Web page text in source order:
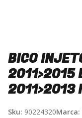
BICO
2011>2015
2011>2013
Sku: 90224320Marca: